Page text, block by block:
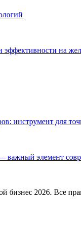
на
инструмент для
важный элемент
бизнес 2026. Все